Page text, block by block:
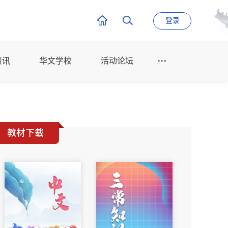
登录
讯 华文学校 活动论坛